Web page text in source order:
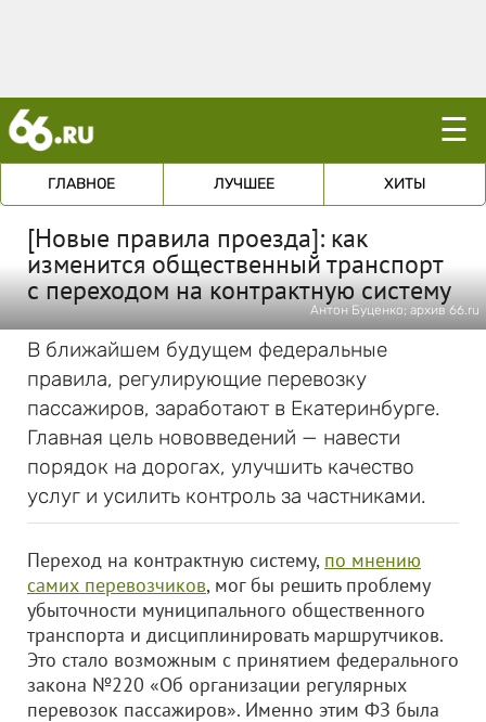
☰
ГЛАВНОЕ ЛУЧШЕЕ ХИТЫ
[Новые правила проезда]: как
изменится общественный транспорт
с переходом на контрактную систему
Антон Буценко; архив 66.ru
В ближайшем будущем федеральные
правила, регулирующие перевозку
пассажиров, заработают в Екатеринбурге.
Главная цель нововведений — навести
порядок на дорогах, улучшить качество
услуг и усилить контроль за частниками.
Переход на контрактную систему, по мнению
самих перевозчиков, мог бы решить проблему
убыточности муниципального общественного
транспорта и дисциплинировать маршрутчиков.
Это стало возможным с принятием федерального
закона №220 «Об организации регулярных
перевозок пассажиров». Именно этим ФЗ была